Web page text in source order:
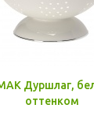
Дуршлаг,
оттенком